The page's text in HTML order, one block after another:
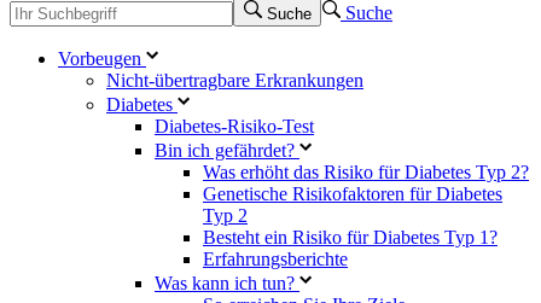
Suche Suche
Vorbeugen
Nicht-übertragbare Erkrankungen
Diabetes
Diabetes-Risiko-Test
Bin ich gefährdet?
Was erhöht das Risiko für Diabetes Typ 2?
Genetische Risikofaktoren für Diabetes
Typ 2
Besteht ein Risiko für Diabetes Typ 1?
Erfahrungsberichte
Was kann ich tun?